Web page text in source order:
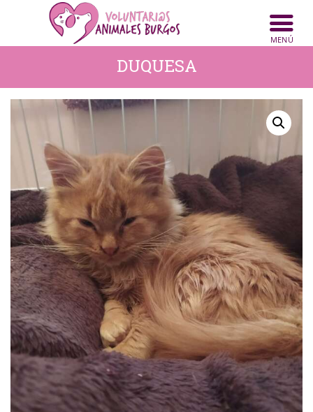
DUQUESA
INICIO
ANIMALES
ACTIVIDADES
CONTACTO
COLABORA